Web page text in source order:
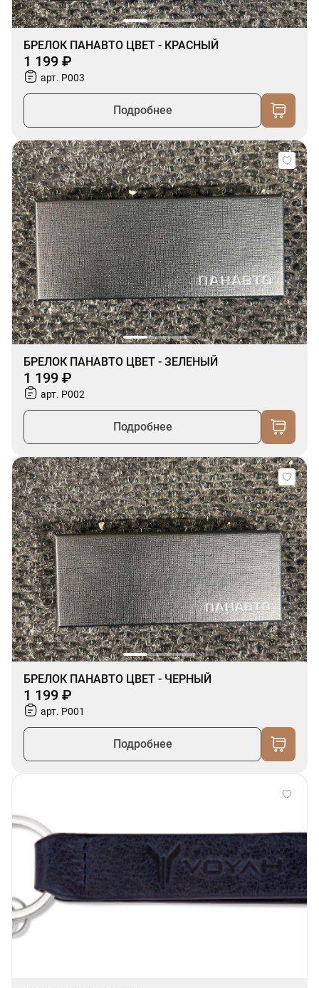
БРЕЛОК ПАНАВТО ЦВЕТ - КРАСНЫЙ
1 199 ₽
арт. P003
Подробнее
БРЕЛОК ПАНАВТО ЦВЕТ - ЗЕЛЕНЫЙ
1 199 ₽
арт. P002
Подробнее
БРЕЛОК ПАНАВТО ЦВЕТ - ЧЕРНЫЙ
1 199 ₽
арт. P001
Подробнее